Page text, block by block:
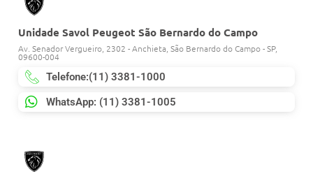
Unidade Savol Peugeot São Bernardo do Campo
Av. Senador Vergueiro, 2302 - Anchieta, São Bernardo do Campo - SP,
09600-004
Telefone:(11) 3381-1000
WhatsApp: (11) 3381-1005